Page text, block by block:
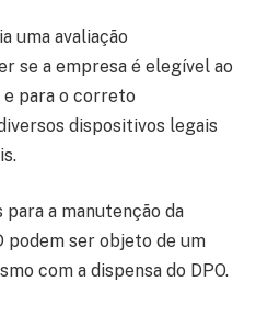
uma avaliação
se a empresa é elegível ao
para o correto
dispositivos legais
a manutenção da
podem ser objeto de um
com a dispensa do DPO.